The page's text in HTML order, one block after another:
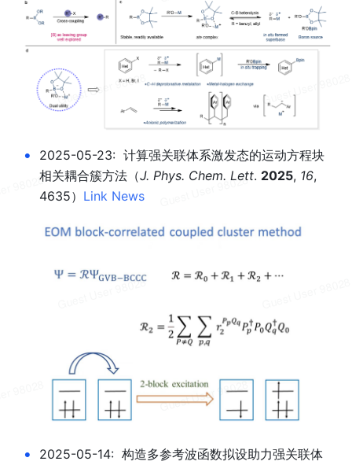
•
2025-05-23:  计算强关联体系激发态的运动方程块
相关耦合簇方法 （J. Phys. Chem. Lett. 2025, 16,
4635） Link News
• 2025-05-14:  构造多参考波函数拟设助力强关联体